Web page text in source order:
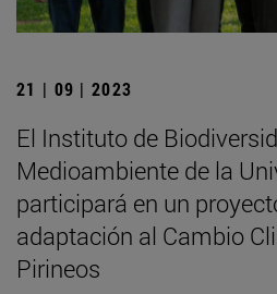
21 | 09 | 2023
El Instituto de
Medioambiente de la
participará en un
adaptación al Cambio
Pirineos